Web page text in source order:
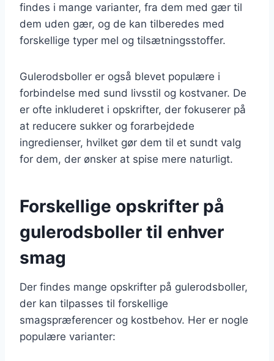
findes i mange varianter, fra dem med gær til
dem uden gær, og de kan tilberedes med
forskellige typer mel og tilsætningsstoffer.
Gulerodsboller er også blevet populære i
forbindelse med sund livsstil og kostvaner. De
er ofte inkluderet i opskrifter, der fokuserer på
at reducere sukker og forarbejdede
ingredienser, hvilket gør dem til et sundt valg
for dem, der ønsker at spise mere naturligt.
Forskellige opskrifter på
gulerodsboller til enhver
smag
Der findes mange opskrifter på gulerodsboller,
der kan tilpasses til forskellige
smagspræferencer og kostbehov. Her er nogle
populære varianter: